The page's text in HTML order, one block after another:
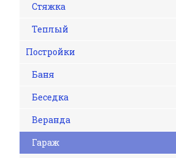
Стяжка
Теплый
Постройки
Баня
Беседка
Веранда
Гараж